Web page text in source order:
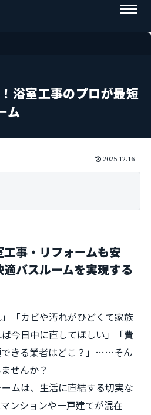
浴室工事のプロが最短
ム
2025.12.16
事・リフォームも安
バスルームを実現する
」「カビや汚れがひどくて家族
今日中に直してほしい」「費
できる業者はどこ？」……そん
せんか？
ムは、生活に直結する切実な
ンションや一戸建てが混在